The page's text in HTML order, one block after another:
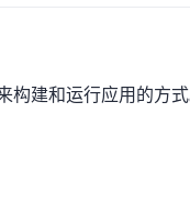
构建和运行应用的方